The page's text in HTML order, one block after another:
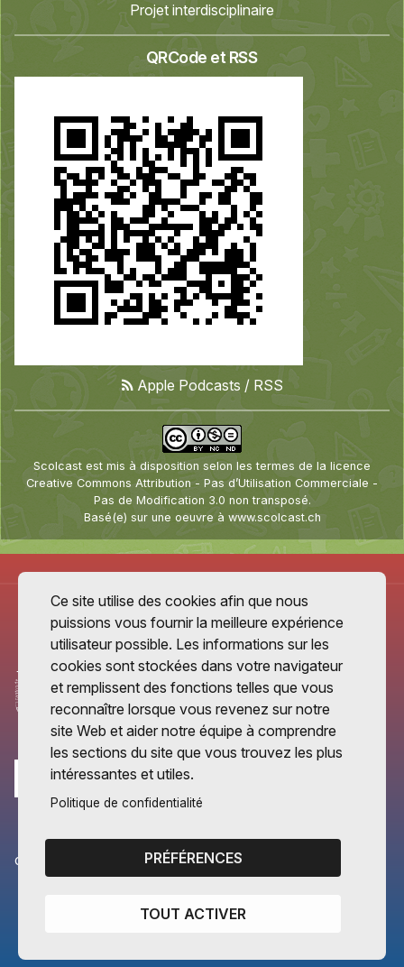
Projet interdisciplinaire
QRCode et RSS
Apple Podcasts / RSS
Scolcast est mis à disposition selon les termes de la licence
Creative Commons Attribution - Pas d’Utilisation Commerciale -
Pas de Modification 3.0 non transposé.
Basé(e) sur une oeuvre à www.scolcast.ch
CANTONS PARTENAIRES
Vaud
Ce site utilise des cookies afin que nous
puissions vous fournir la meilleure expérience
utilisateur possible. Les informations sur les
cookies sont stockées dans votre navigateur
et remplissent des fonctions telles que vous
reconnaître lorsque vous revenez sur notre
site Web et aider notre équipe à comprendre
les sections du site que vous trouvez les plus
intéressantes et utiles.
Politique de confidentialité
PRÉFÉRENCES
TOUT ACTIVER